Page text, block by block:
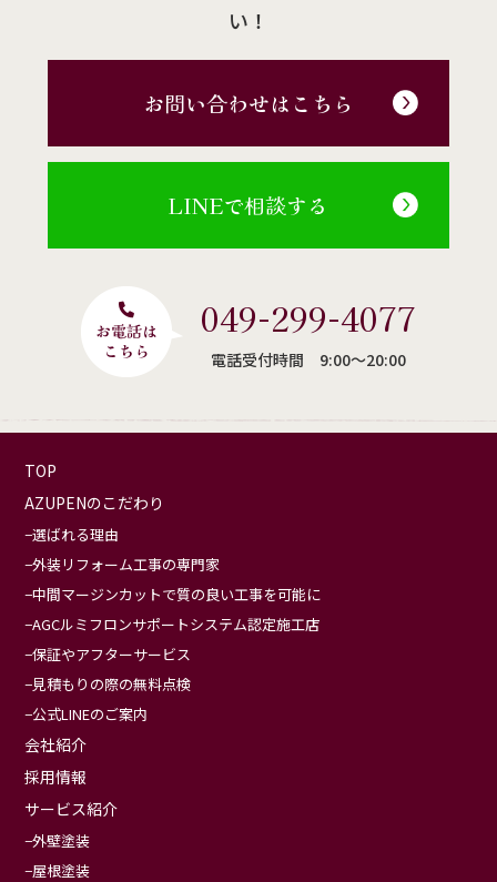
い！
お問い合わせはこちら
LINEで相談する
049-299-4077
電話受付時間 9:00〜20:00
TOP
AZUPENのこだわり
選ばれる理由
外装リフォーム工事の専門家
中間マージンカットで質の良い工事を可能に
AGCルミフロンサポートシステム認定施工店
保証やアフターサービス
見積もりの際の無料点検
公式LINEのご案内
会社紹介
採用情報
サービス紹介
外壁塗装
屋根塗装